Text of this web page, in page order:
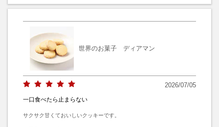
世界のお菓子 ディアマン
2026/07/05
一口食べたら止まらない
サクサク甘くておいしいクッキーです。